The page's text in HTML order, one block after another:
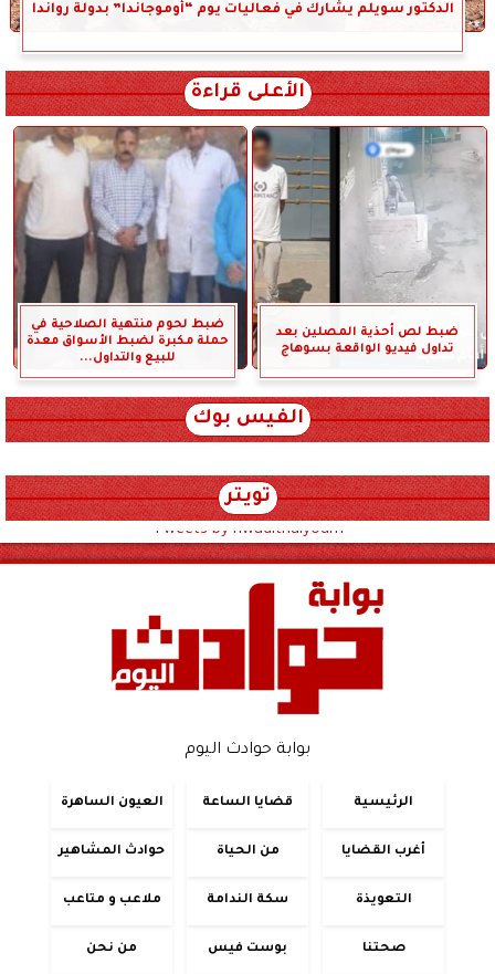
الدكتور سويلم يشارك في فعاليات يوم “أوموجاندا” بدولة رواندا
الأعلى قراءة
ضبط لص أحذية المصلين بعد
تداول فيديو الواقعة بسوهاج
ضبط لحوم منتهية الصلاحية في
حملة مكبرة لضبط الأسواق معدة
للبيع والتداول...
الفيس بوك
تويتر
Tweets by hwadithalyoum
بوابة حوادث اليوم
الرئيسية قضايا الساعة العيون الساهرة
أغرب القضايا من الحياة حوادث المشاهير
التعويذة سكة الندامة ملاعب و متاعب
صحتنا بوست فيس من نحن